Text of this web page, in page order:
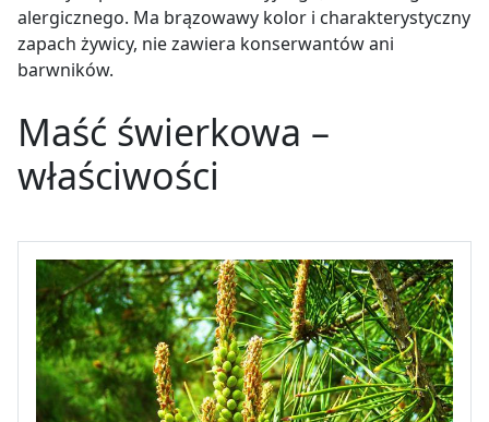
alergicznego. Ma brązowawy kolor i charakterystyczny
zapach żywicy, nie zawiera konserwantów ani
barwników.
Maść świerkowa –
właściwości